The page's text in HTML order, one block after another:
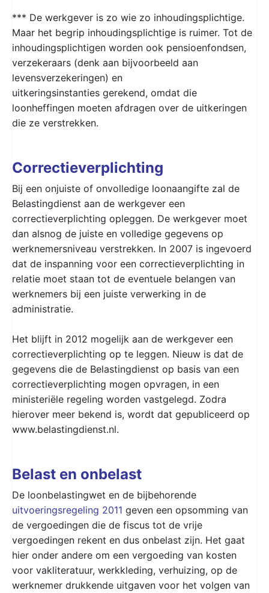
*** De werkgever is zo wie zo inhoudingsplichtige.
Maar het begrip inhoudingsplichtige is ruimer. Tot de
inhoudingsplichtigen worden ook pensioenfondsen,
verzekeraars (denk aan bijvoorbeeld aan
levensverzekeringen) en
uitkeringsinstanties gerekend, omdat die
loonheffingen moeten afdragen over de uitkeringen
die ze verstrekken.
Correctieverplichting
Bij een onjuiste of onvolledige loonaangifte zal de
Belastingdienst aan de werkgever een
correctieverplichting opleggen. De werkgever moet
dan alsnog de juiste en volledige gegevens op
werknemersniveau verstrekken. In 2007 is ingevoerd
dat de inspanning voor een correctieverplichting in
relatie moet staan tot de eventuele belangen van
werknemers bij een juiste verwerking in de
administratie.
Het blijft in 2012 mogelijk aan de werkgever een
correctieverplichting op te leggen. Nieuw is dat de
gegevens die de Belastingdienst op basis van een
correctieverplichting mogen opvragen, in een
ministeriële regeling worden vastgelegd. Zodra
hierover meer bekend is, wordt dat gepubliceerd op
www.belastingdienst.nl.
Belast en onbelast
De loonbelastingwet en de bijbehorende
uitvoeringsregeling 2011 geven een opsomming van
de vergoedingen die de fiscus tot de vrije
vergoedingen rekent en dus onbelast zijn. Het gaat
hier onder andere om een vergoeding van kosten
voor vakliteratuur, werkkleding, verhuizing, op de
werknemer drukkende uitgaven voor het volgen van